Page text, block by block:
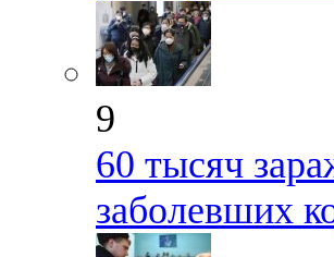
9
60 тысяч
заболевших